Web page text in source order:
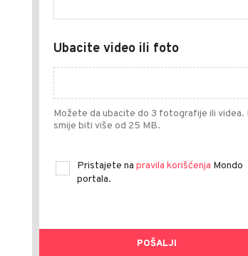
Ubacite video ili foto
Možete da ubacite do 3 fotografije ili videa.
smije biti više od 25 MB.
Pristajete na pravila korišćenja Mondo
portala.
POŠALJI